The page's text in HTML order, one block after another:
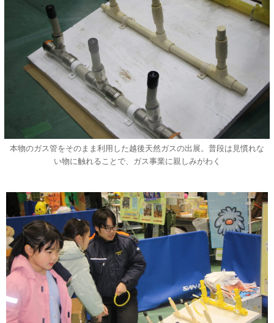
本物のガス管をそのまま利用した越後天然ガスの出展。普段は見慣れな
い物に触れることで、ガス事業に親しみがわく